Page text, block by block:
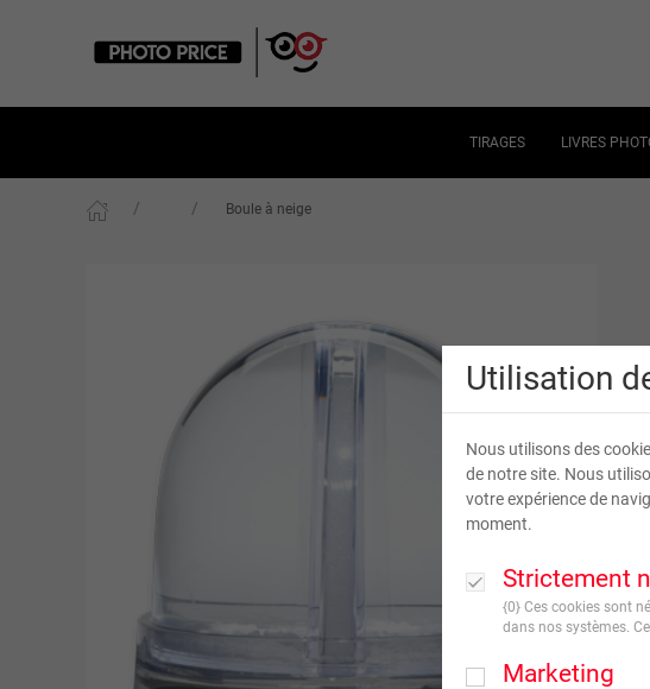
Utilisation
Nous utilisons des
de notre site. Nous
votre expérience de
moment.
Strictement
{0} Ces cookies sont
dans nos systèmes.
Marketing
TIRAGES LIVRES
Boule à neige